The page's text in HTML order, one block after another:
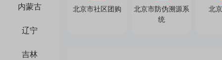
内蒙古
辽宁
吉林
北京市社区团购
北京市防伪溯源系
统
北